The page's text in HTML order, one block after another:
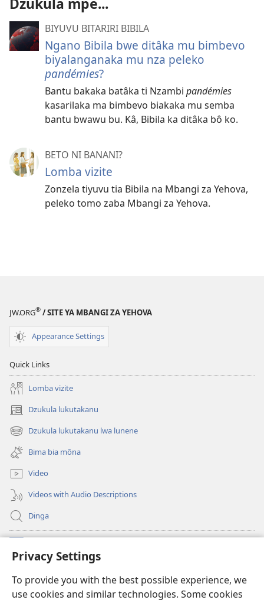
Privacy Settings
To provide you with the best possible experience, we
use cookies and similar technologies. Some cookies
BIYUVU BITARIRI BIBILA
Ngano Bibila bwe ditâka mu bimbevo
biyalanganaka mu nza peleko
pandémies?
Bantu bakaka batâka ti Nzambi pandémies
kasarilaka ma bimbevo biakaka mu semba
bantu bwawu bu. Kâ, Bibila ka ditâka bô ko.
BETO NI BANANI?
Lomba vizite
Zonzela tiyuvu tia Bibila na Mbangi za Yehova,
peleko tomo zaba Mbangi za Yehova.
JW.ORG® / SITE YA MBANGI ZA YEHOVA
Appearance Settings
Quick Links
Lomba vizite
Dzukula lukutakanu
(opens
new
window)
Dzukula lukutakanu lwa lunene
(opens
new
window)
Bima bia môna
Video
Videos with Audio Descriptions
Dinga
(opens
new
Watchtower BIBLIOTEKE YA MU INTERNET
(opens
new